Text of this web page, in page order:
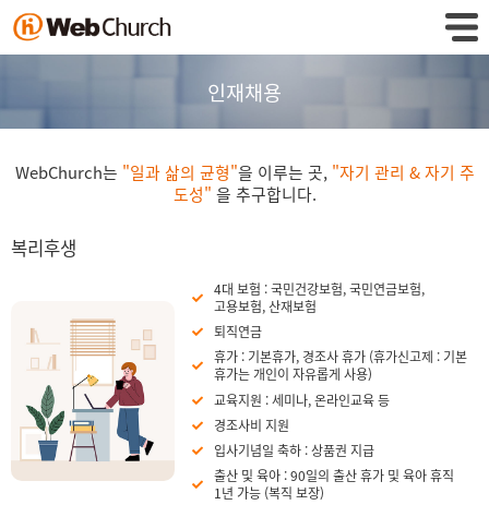
인재채용
WebChurch는 "일과 삶의 균형"을 이루는 곳, "자기 관리 & 자기 주
도성" 을 추구합니다.
복리후생
4대 보험 : 국민건강보험, 국민연금보험,
고용보험, 산재보험
퇴직연금
휴가 : 기본휴가, 경조사 휴가 (휴가신고제 : 기본
휴가는 개인이 자유롭게 사용)
교육지원 : 세미나, 온라인교육 등
경조사비 지원
입사기념일 축하 : 상품권 지급
출산 및 육아 : 90일의 출산 휴가 및 육아 휴직
1년 가능 (복직 보장)